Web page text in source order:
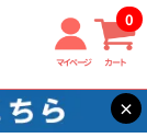
マイページ カート
0
×